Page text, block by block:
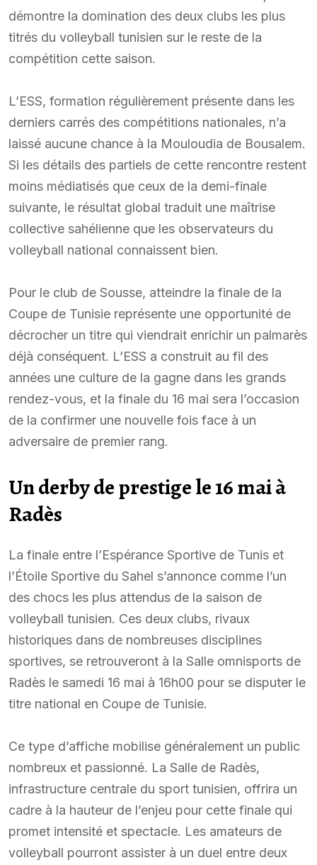
démontre la domination des deux clubs les plus
titrés du volleyball tunisien sur le reste de la
compétition cette saison.
L’ESS, formation régulièrement présente dans les
derniers carrés des compétitions nationales, n’a
laissé aucune chance à la Mouloudia de Bousalem.
Si les détails des partiels de cette rencontre restent
moins médiatisés que ceux de la demi-finale
suivante, le résultat global traduit une maîtrise
collective sahélienne que les observateurs du
volleyball national connaissent bien.
Pour le club de Sousse, atteindre la finale de la
Coupe de Tunisie représente une opportunité de
décrocher un titre qui viendrait enrichir un palmarès
déjà conséquent. L’ESS a construit au fil des
années une culture de la gagne dans les grands
rendez-vous, et la finale du 16 mai sera l’occasion
de la confirmer une nouvelle fois face à un
adversaire de premier rang.
Un derby de prestige le 16 mai à
Radès
La finale entre l’Espérance Sportive de Tunis et
l’Étoile Sportive du Sahel s’annonce comme l’un
des chocs les plus attendus de la saison de
volleyball tunisien. Ces deux clubs, rivaux
historiques dans de nombreuses disciplines
sportives, se retrouveront à la Salle omnisports de
Radès le samedi 16 mai à 16h00 pour se disputer le
titre national en Coupe de Tunisie.
Ce type d’affiche mobilise généralement un public
nombreux et passionné. La Salle de Radès,
infrastructure centrale du sport tunisien, offrira un
cadre à la hauteur de l’enjeu pour cette finale qui
promet intensité et spectacle. Les amateurs de
volleyball pourront assister à un duel entre deux